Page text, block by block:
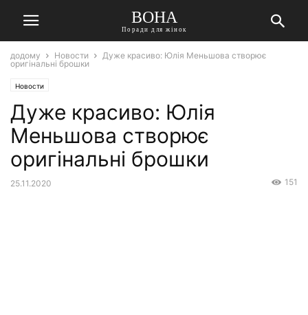
ВОНА
Поради для жінок
додому Новости
Дуже красиво: Юлія Меньшова створює
оригінальні брошки
Новости
Дуже красиво: Юлія
Меньшова створює
оригінальні брошки
25.11.2020 151